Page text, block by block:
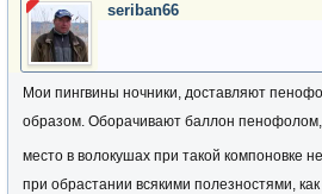
seriban66
Мои пингвины ночники, доставляют
образом. Оборачивают баллон пенофолом,
место в волокушах при такой компоновке
при обрастании всякими полезностями,